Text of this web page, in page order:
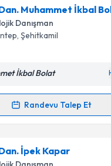
Maya Akçaiçin randevu
Size bu uzmandan
hazırlandığında e-posta ile
işlenmesini kabul ediyorum.
Muhammet İkbal
Danışman
, Şehitkamil
İkbal Bolat
Randevu Talep Et
Takvimi Talebi
Muhammet İkbal Bolat
oluşturun. Size bu
İpek Kapar